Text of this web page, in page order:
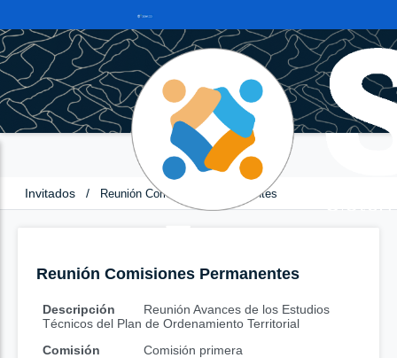
Invitados / Reunión Comisiones Permanentes
Reunión Comisiones Permanentes
Descripción
Reunión Avances de los Estudios
Técnicos del Plan de Ordenamiento Territorial
Comisión
Comisión primera